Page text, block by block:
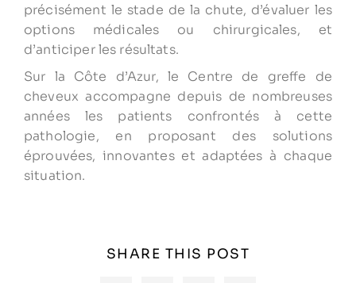
précisément le stade de la chute, d’évaluer les
options médicales ou chirurgicales, et
d’anticiper les résultats.
Sur la Côte d’Azur, le Centre de greffe de
cheveux accompagne depuis de nombreuses
années les patients confrontés à cette
pathologie, en proposant des solutions
éprouvées, innovantes et adaptées à chaque
situation.
SHARE THIS POST